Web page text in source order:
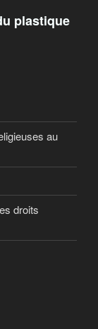
plastique
au
droits